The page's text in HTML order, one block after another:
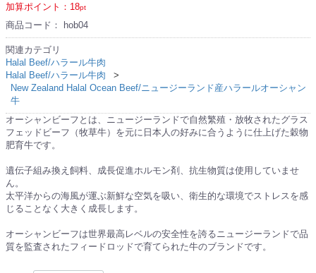
加算ポイント： 18pt
商品コード： hob04
関連カテゴリ
Halal Beef/ハラール牛肉
Halal Beef/ハラール牛肉
New Zealand Halal Ocean Beef/ニュージーランド産ハラールオーシャン
牛
オーシャンビーフとは、ニュージーランドで自然繁殖・放牧されたグラス
フェッドビーフ（牧草牛）を元に日本人の好みに合うように仕上げた穀物
肥育牛です。
遺伝子組み換え飼料、成長促進ホルモン剤、抗生物質は使用していませ
ん。
太平洋からの海風が運ぶ新鮮な空気を吸い、衛生的な環境でストレスを感
じることなく大きく成長します。
オーシャンビーフは世界最高レベルの安全性を誇るニュージーランドで品
質を監査されたフィードロッドで育てられた牛のブランドです。